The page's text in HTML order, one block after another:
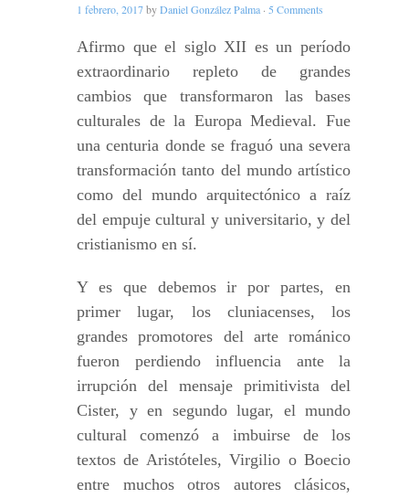
1 febrero, 2017byDaniel González Palma · 5 Comments
Afirmo que el siglo XII es un período
extraordinario repleto de grandes
cambios que transformaron las bases
culturales de la Europa Medieval. Fue
una centuria donde se fraguó una severa
transformación tanto del mundo artístico
como del mundo arquitectónico a raíz
del empuje cultural y universitario, y del
cristianismo en sí.
Y es que debemos ir por partes, en
primer lugar, los cluniacenses, los
grandes promotores del arte románico
fueron perdiendo influencia ante la
irrupción del mensaje primitivista del
Cister, y en segundo lugar, el mundo
cultural comenzó a imbuirse de los
textos de Aristóteles, Virgilio o Boecio
entre muchos otros autores clásicos,